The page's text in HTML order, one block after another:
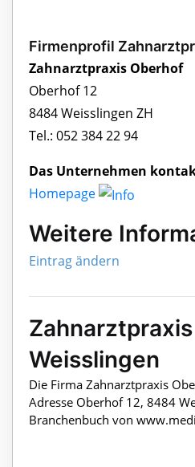
Firmenprofil
Zahnarztpraxis Oberhof
Oberhof 12
8484 Weisslingen ZH
Tel.: 052 384 22 94
Das Unternehmen
Homepage
Weitere
Eintrag ändern
Weisslingen
Die Firma Zahnarztpraxis
Adresse Oberhof 12, 8484
Branchenbuch von